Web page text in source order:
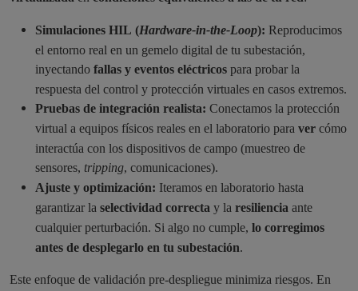
Simulaciones HIL (Hardware-in-the-Loop): Reproducimos
el entorno real en un gemelo digital de tu subestación,
inyectando fallas y eventos eléctricos para probar la
respuesta del control y protección virtuales en casos extremos.
Pruebas de integración realista: Conectamos la protección
virtual a equipos físicos reales en el laboratorio para ver cómo
interactúa con los dispositivos de campo (muestreo de
sensores, tripping, comunicaciones).
Ajuste y optimización: Iteramos en laboratorio hasta
garantizar la selectividad correcta y la resiliencia ante
cualquier perturbación. Si algo no cumple, lo corregimos
antes de desplegarlo en tu subestación.
Este enfoque de validación pre-despliegue minimiza riesgos. En